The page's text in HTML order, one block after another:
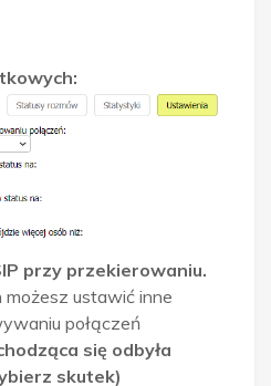
przy przekierowaniu.
ustawić inne
połączeń
się odbyła
skutek)